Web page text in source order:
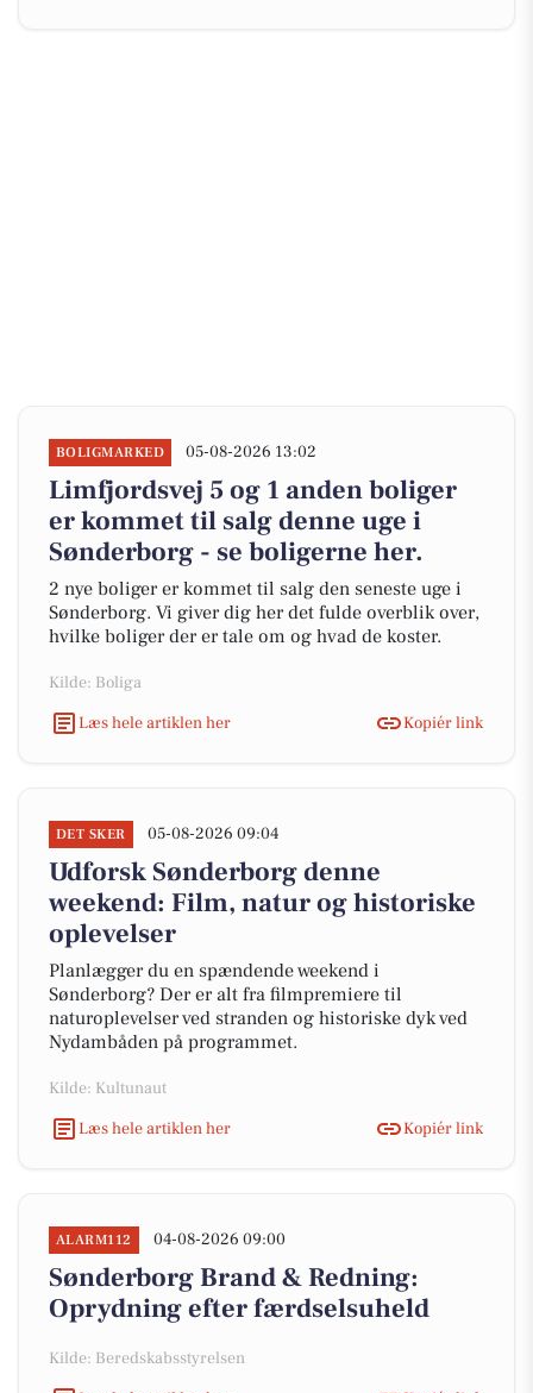
BOLIGMARKED 05-08-2026 13:02
Limfjordsvej 5 og 1 anden boliger
er kommet til salg denne uge i
Sønderborg - se boligerne her.
2 nye boliger er kommet til salg den seneste uge i
Sønderborg. Vi giver dig her det fulde overblik over,
hvilke boliger der er tale om og hvad de koster.
Kilde: Boliga
Læs hele artiklen her
Kopiér link
DET SKER 05-08-2026 09:04
Udforsk Sønderborg denne
weekend: Film, natur og historiske
oplevelser
Planlægger du en spændende weekend i
Sønderborg? Der er alt fra filmpremiere til
naturoplevelser ved stranden og historiske dyk ved
Nydambåden på programmet.
Kilde: Kultunaut
Læs hele artiklen her
Kopiér link
ALARM112 04-08-2026 09:00
Sønderborg Brand & Redning:
Oprydning efter færdselsuheld
Kilde: Beredskabsstyrelsen